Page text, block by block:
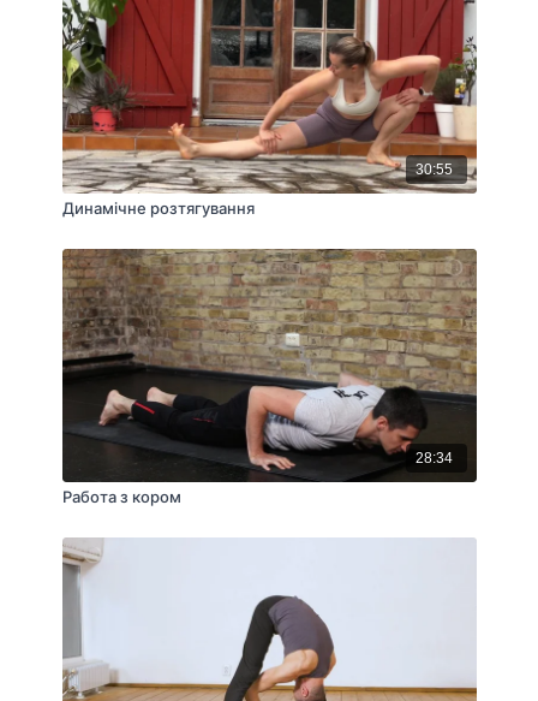
30:55
Динамічне розтягування
28:34
Работа з кором